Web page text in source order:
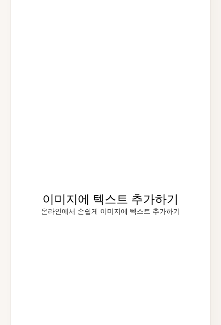
이미지에 텍스트 추가하기
온라인에서 손쉽게 이미지에 텍스트 추가하기